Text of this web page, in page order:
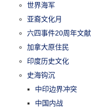
世界海军
亚裔文化月
六四事件20周年文献
加拿大原住民
印度历史文化
史海钩沉
中印边界冲突
中国内战